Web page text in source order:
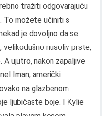
tražiti odgovarajuću
To možete učiniti s
je dovoljno da se
velikodušno nusoliv prste,
ujutro, nakon zapaljive
Iman, američki
na glazbenom
ljubičaste boje. I Kylie